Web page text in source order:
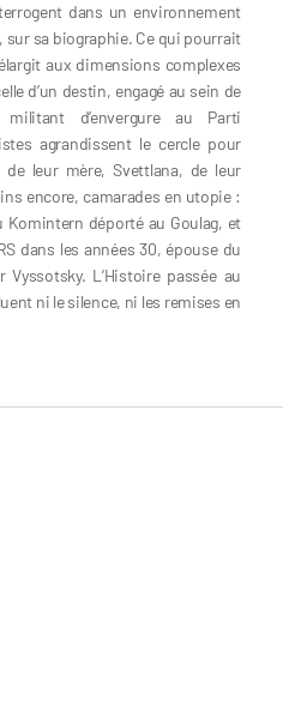
dans un environnement
sur sa biographie. Ce qui pourrait
aux dimensions complexes
d’un destin, engagé au sein de
d’envergure au Parti
agrandissent le cercle pour
leur mère, Svettlana, de leur
encore, camarades en utopie :
déporté au Goulag, et
dans les années 30, épouse du
L’Histoire passée au
ni le silence, ni les remises en